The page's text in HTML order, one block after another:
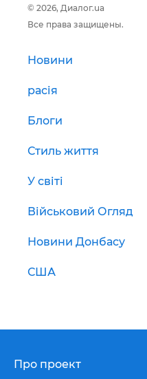
© 2026, Диалог.ua
Все права защищены.
Новини
расія
Блоги
Стиль життя
У світі
Військовий Огляд
Новини Донбасу
США
Про проект